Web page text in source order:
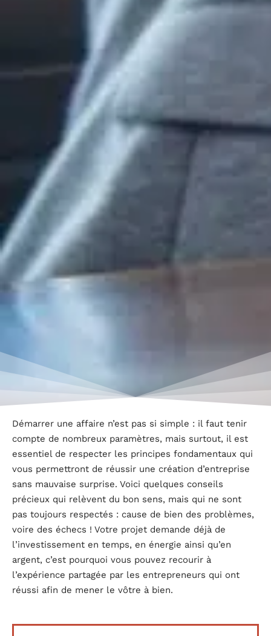
Démarrer une affaire n’est pas si simple : il faut tenir
compte de nombreux paramètres, mais surtout, il est
essentiel de respecter les principes fondamentaux qui
vous permettront de réussir une création d’entreprise
sans mauvaise surprise. Voici quelques conseils
précieux qui relèvent du bon sens, mais qui ne sont
pas toujours respectés : cause de bien des problèmes,
voire des échecs ! Votre projet demande déjà de
l’investissement en temps, en énergie ainsi qu’en
argent, c’est pourquoi vous pouvez recourir à
l’expérience partagée par les entrepreneurs qui ont
réussi afin de mener le vôtre à bien.